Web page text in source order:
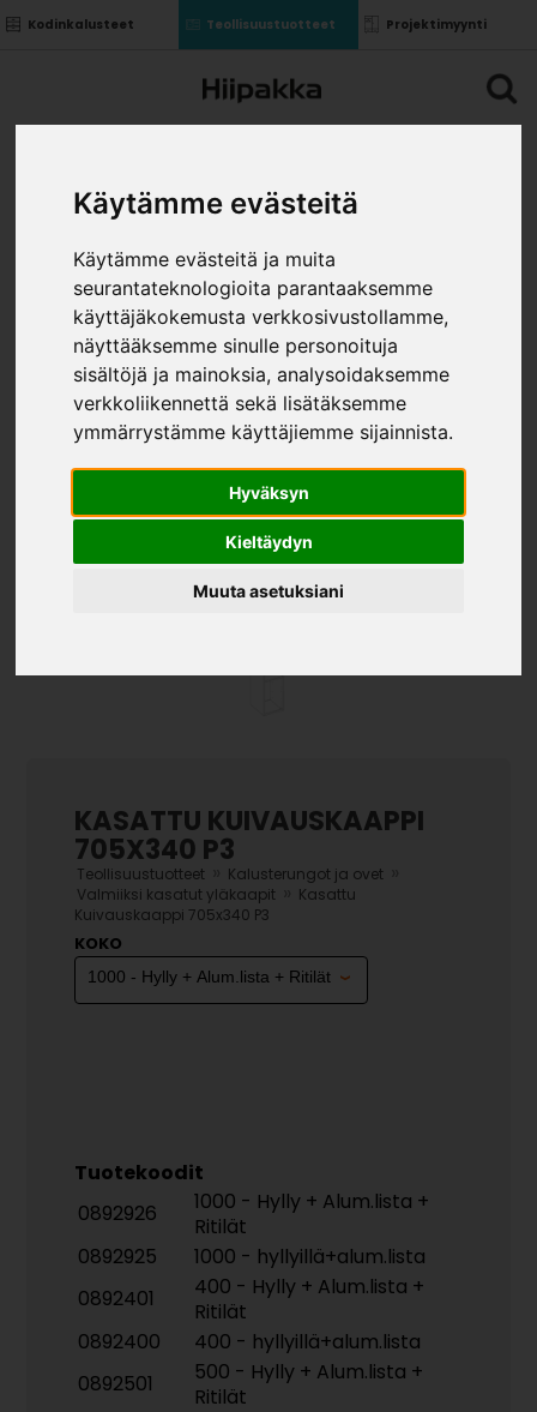
Käytämme evästeitä
Käytämme evästeitä ja muita
seurantateknologioita parantaaksemme
käyttäjäkokemusta verkkosivustollamme,
näyttääksemme sinulle personoituja
sisältöjä ja mainoksia, analysoidaksemme
verkkoliikennettä sekä lisätäksemme
ymmärrystämme käyttäjiemme sijainnista.
Hyväksyn
Kieltäydyn
Muuta asetuksiani
Kodinkalusteet Teollisuustuotteet Projektimyynti
KASATTU KUIVAUSKAAPPI
705X340 P3
Teollisuustuotteet Kalusterungot ja ovet
Valmiiksi kasatut yläkaapit
Kasattu
Kuivauskaappi 705x340 P3
KOKO
Tuotekoodit
0892926
1000 - Hylly + Alum.lista +
Ritilät
0892925
1000 - hyllyillä+alum.lista
0892401
400 - Hylly + Alum.lista +
Ritilät
0892400
400 - hyllyillä+alum.lista
0892501
500 - Hylly + Alum.lista +
Ritilät